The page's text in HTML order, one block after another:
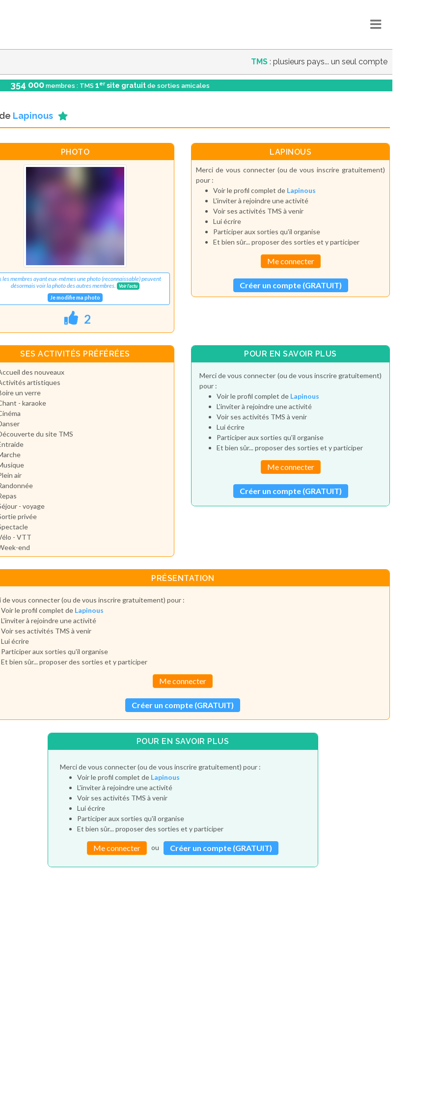
TMS : plusieurs pays... un seul compte
354 000 membres : TMS 1er site gratuit de sorties amicales
Lapinous
PHOTO
les membres ayant eux-mêmes une photo (reconnaissable) peuvent
désormais voir la photo des autres membres.
Voir l'actu
Je modifie ma photo
2
LAPINOUS
Merci de vous connecter (ou de vous inscrire gratuitement)
pour :
Voir le profil complet de Lapinous
L'inviter à rejoindre une activité
Voir ses activités TMS à venir
Lui écrire
Participer aux sorties qu'il organise
Et bien sûr... proposer des sorties et y participer
Me connecter
Créer un compte (GRATUIT)
SES ACTIVITÉS PRÉFÉRÉES
des nouveaux
artistiques
un verre
- karaoke
du site TMS
air
- voyage
privée
- VTT
end
POUR EN SAVOIR PLUS
Merci de vous connecter (ou de vous inscrire gratuitement)
pour :
Voir le profil complet de Lapinous
L'inviter à rejoindre une activité
Voir ses activités TMS à venir
Lui écrire
Participer aux sorties qu'il organise
Et bien sûr... proposer des sorties et y participer
Me connecter
Créer un compte (GRATUIT)
PRÉSENTATION
de vous connecter (ou de vous inscrire gratuitement) pour :
Voir le profil complet de Lapinous
L'inviter à rejoindre une activité
Voir ses activités TMS à venir
Lui écrire
Participer aux sorties qu'il organise
Et bien sûr... proposer des sorties et y participer
Me connecter
Créer un compte (GRATUIT)
POUR EN SAVOIR PLUS
Merci de vous connecter (ou de vous inscrire gratuitement) pour :
Voir le profil complet de Lapinous
L'inviter à rejoindre une activité
Voir ses activités TMS à venir
Lui écrire
Participer aux sorties qu'il organise
Et bien sûr... proposer des sorties et y participer
Me connecter ou Créer un compte (GRATUIT)